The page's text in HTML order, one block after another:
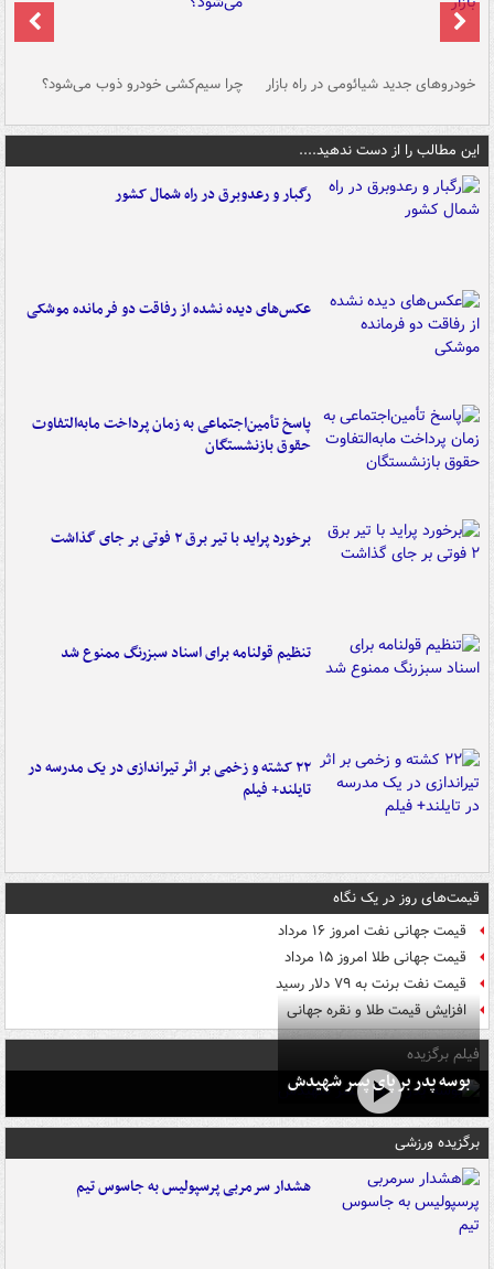
خودروهای جدید شیائومی در راه بازار چرا سیم‌کشی خودرو ذوب می‌شود؟
این مطالب را از دست ندهید....
رگبار و رعدوبرق در راه شمال کشور
عکس‌های دیده نشده از رفاقت دو فرمانده‌ موشکی
پاسخ تأمین‌اجتماعی به زمان پرداخت مابه‌التفاوت
حقوق بازنشستگان
برخورد پراید با تیر برق ۲ فوتی بر جای گذاشت
تنظیم قولنامه برای اسناد سبزرنگ ممنوع شد
۲۲ کشته و زخمی بر اثر تیراندازی در یک مدرسه در
تایلند+ فیلم
قیمت‌های روز در یک نگاه
قیمت جهانی نفت امروز ۱۶ مرداد
قیمت جهانی طلا امروز ۱۵ مرداد
قیمت نفت برنت به ۷۹ دلار رسید
افزایش قیمت طلا و نقره جهانی
فیلم برگزیده
بوسه‌ پدر بر پای پسر شهیدش
برگزیده ورزشی
هشدار سرمربی پرسپولیس به جاسوس تیم